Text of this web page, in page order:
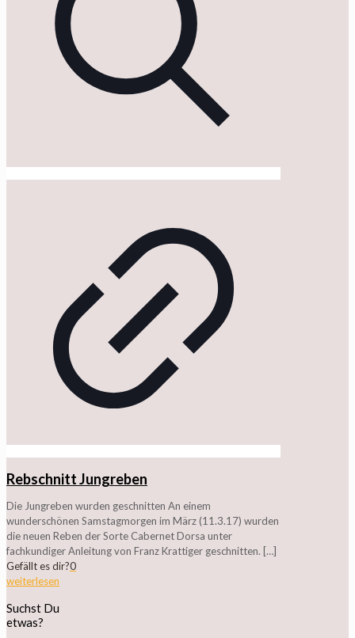
Rebschnitt Jungreben
Die Jungreben wurden geschnitten An einem
wunderschönen Samstagmorgen im März (11.3.17) wurden
die neuen Reben der Sorte Cabernet Dorsa unter
fachkundiger Anleitung von Franz Krattiger geschnitten. […]
Gefällt es dir?0
weiterlesen
Suchst Du
etwas?